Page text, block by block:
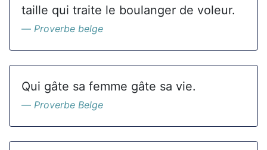
taille qui traite le boulanger de voleur.
Proverbe belge
Qui gâte sa femme gâte sa vie.
Proverbe Belge